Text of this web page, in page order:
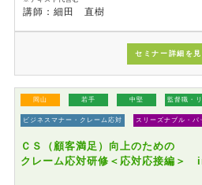
講師：細田 直樹
セミナー詳細を見
岡山 若手 中堅 監督職・
ビジネスマナー・クレーム応対 スリーズナブル・パ
ＣＳ（顧客満足）向上のための
クレーム応対研修＜応対応接編＞